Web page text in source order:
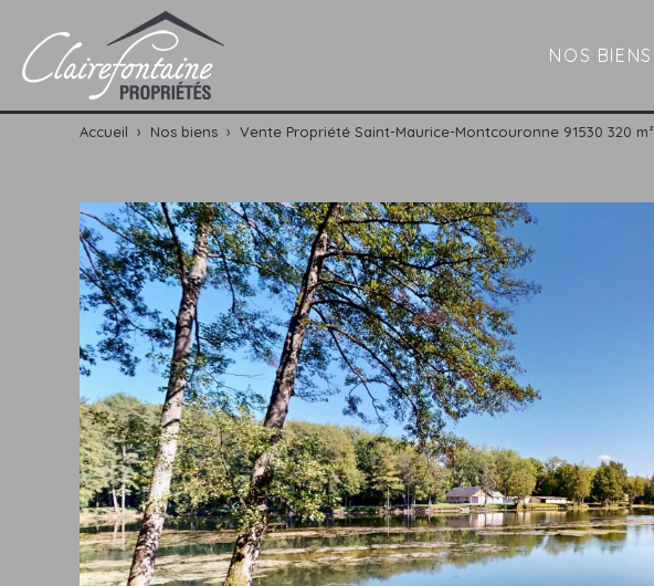
NOS BIENS
Accueil › Nos biens › Vente Propriété Saint-Maurice-Montcouronne 91530 320 m²